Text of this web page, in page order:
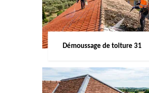
Démoussage de toiture 31